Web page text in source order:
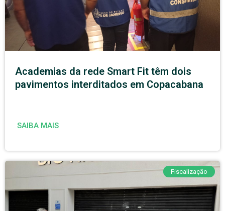
Academias da rede Smart Fit têm dois
pavimentos interditados em Copacabana
SAIBA MAIS
Fiscalização